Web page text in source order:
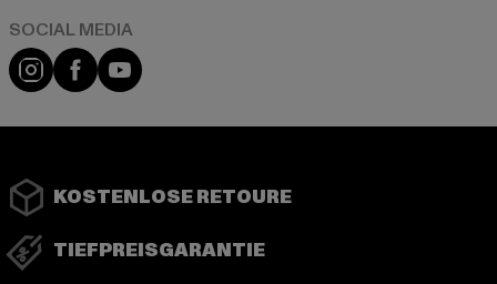
Instagram
FacebookYouTube
KOSTENLOSE RETOURE
TIEFPREISGARANTIE